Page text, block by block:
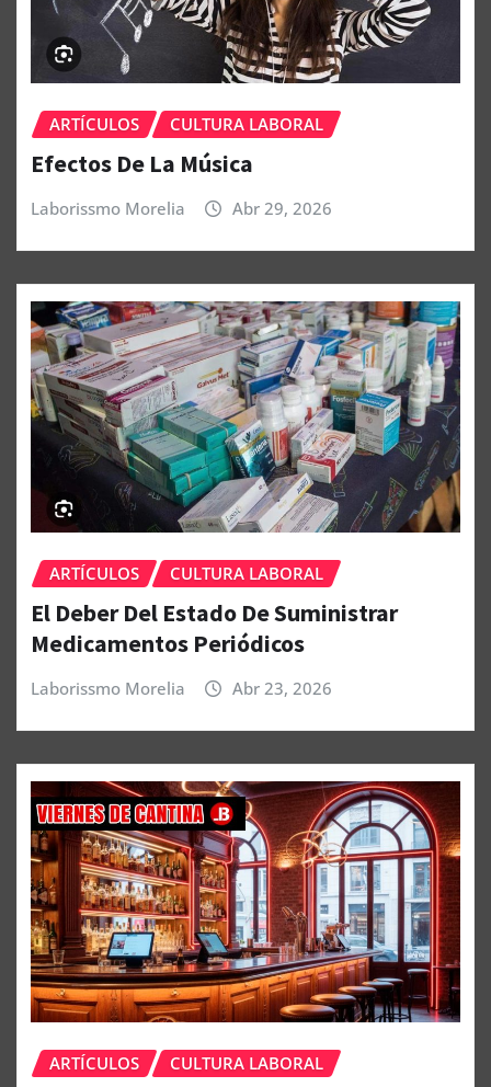
ARTÍCULOS CULTURA LABORAL
Efectos De La Música
Laborissmo Morelia Abr 29, 2026
ARTÍCULOS CULTURA LABORAL
El Deber Del Estado De Suministrar
Medicamentos Periódicos
Laborissmo Morelia Abr 23, 2026
ARTÍCULOS CULTURA LABORAL